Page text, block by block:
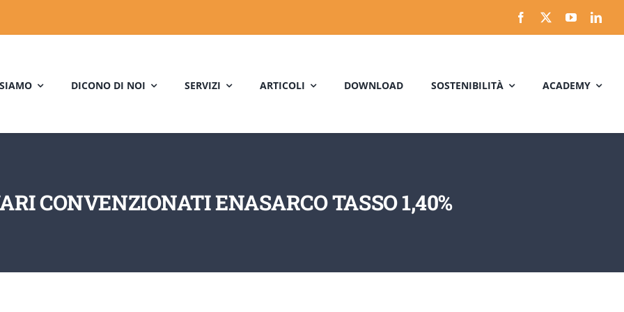
DICONO DI NOI SERVIZI ARTICOLI DOWNLOAD SOSTENIBILITÀ ACADEMY
CONVENZIONATI ENASARCO TASSO 1,40%